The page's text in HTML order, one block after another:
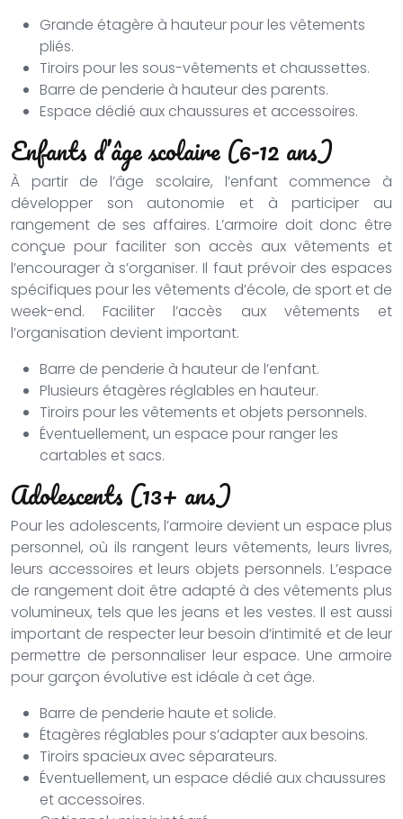
Grande étagère à hauteur pour les vêtements
pliés.
Tiroirs pour les sous-vêtements et chaussettes.
Barre de penderie à hauteur des parents.
Espace dédié aux chaussures et accessoires.
Enfants d’âge scolaire (6-12 ans)
À partir de l’âge scolaire, l’enfant commence à
développer son autonomie et à participer au
rangement de ses affaires. L’armoire doit donc être
conçue pour faciliter son accès aux vêtements et
l’encourager à s’organiser. Il faut prévoir des espaces
spécifiques pour les vêtements d’école, de sport et de
week-end. Faciliter l’accès aux vêtements et
l’organisation devient important.
Barre de penderie à hauteur de l’enfant.
Plusieurs étagères réglables en hauteur.
Tiroirs pour les vêtements et objets personnels.
Éventuellement, un espace pour ranger les
cartables et sacs.
Adolescents (13+ ans)
Pour les adolescents, l’armoire devient un espace plus
personnel, où ils rangent leurs vêtements, leurs livres,
leurs accessoires et leurs objets personnels. L’espace
de rangement doit être adapté à des vêtements plus
volumineux, tels que les jeans et les vestes. Il est aussi
important de respecter leur besoin d’intimité et de leur
permettre de personnaliser leur espace. Une armoire
pour garçon évolutive est idéale à cet âge.
Barre de penderie haute et solide.
Étagères réglables pour s’adapter aux besoins.
Tiroirs spacieux avec séparateurs.
Éventuellement, un espace dédié aux chaussures
et accessoires.